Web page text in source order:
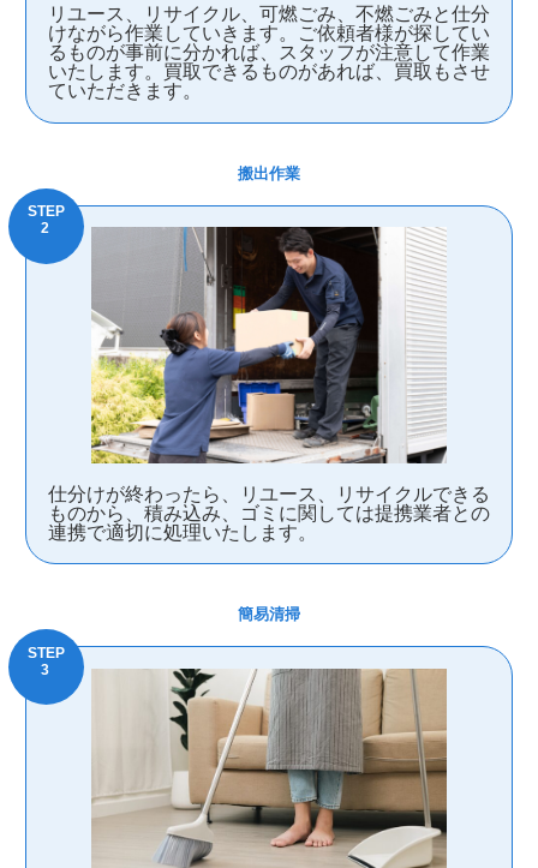
リユース、リサイクル、可燃ごみ、不燃ごみと仕分
けながら作業していきます。ご依頼者様が探してい
るものが事前に分かれば、スタッフが注意して作業
いたします。買取できるものがあれば、買取もさせ
ていただきます。
搬出作業
仕分けが終わったら、リユース、リサイクルできる
ものから、積み込み、ゴミに関しては提携業者との
連携で適切に処理いたします。
簡易清掃